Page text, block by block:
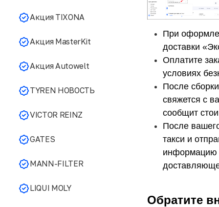
Акция TIXONA
Акция MasterKit
Акция Autowelt
TYREN НОВОСТЬ
VICTOR REINZ
GATES
MANN-FILTER
LIQUI MOLY
При
доставки
Оплатите
условиях
После
свяжется с
сообщит
После
такси и
информацию
Обратите